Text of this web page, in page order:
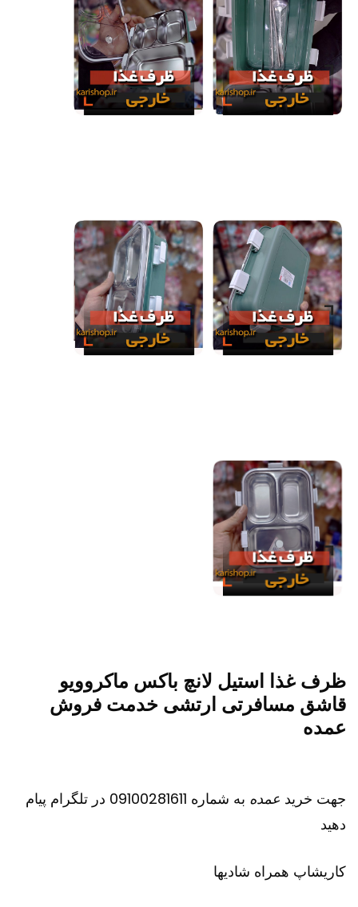
ظرف غذا استیل لانچ باکس ماکروویو
قاشق مسافرتی ارتشی خدمت فروش
عمده
جهت خرید عمده
به شماره 09100281611 در تلگرام پیام
دهید
کاریشاپ همراه شادیها